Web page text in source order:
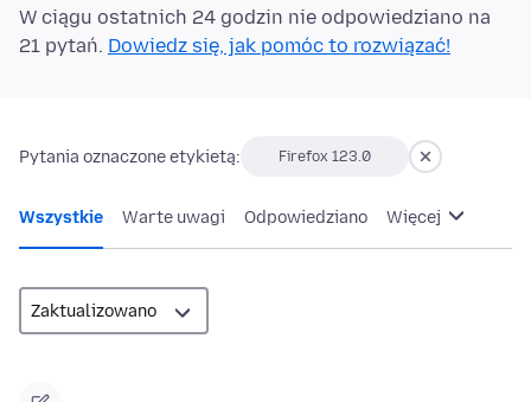
W ciągu ostatnich 24 godzin nie odpowiedziano na
21 pytań. Dowiedz się, jak pomóc to rozwiązać!
Pytania oznaczone etykietą: Firefox 123.0
Wszystkie Warte uwagi Odpowiedziano Więcej